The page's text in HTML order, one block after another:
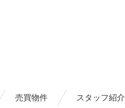
売買物件 スタッフ紹介